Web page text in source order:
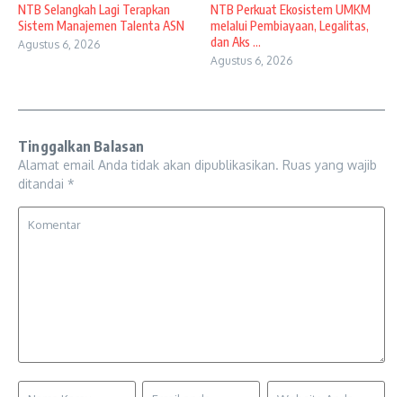
NTB Selangkah Lagi Terapkan
Sistem Manajemen Talenta ASN
Agustus 6, 2026
NTB Perkuat Ekosistem UMKM
melalui Pembiayaan, Legalitas,
dan Aks ...
Agustus 6, 2026
Tinggalkan Balasan
Alamat email Anda tidak akan dipublikasikan. Ruas yang wajib
ditandai *